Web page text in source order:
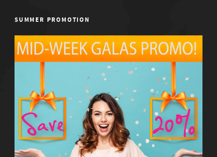
SUMMER PROMOTION